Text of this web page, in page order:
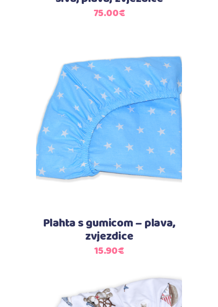
75.00€
Dodaj u košaricu
Plahta s gumicom – plava,
zvjezdice
15.90€